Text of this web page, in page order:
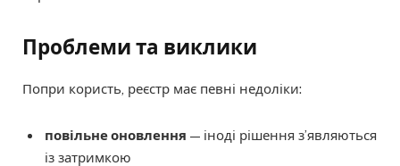
Проблеми та виклики
Попри користь, реєстр має певні недоліки:
повільне оновлення — іноді рішення з’являються
із затримкою